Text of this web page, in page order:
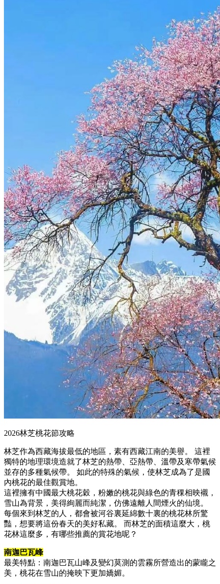
2026林芝桃花節攻略
林芝作為西藏海拔最低的地區，素有西藏江南的美譽。 這裡
獨特的地理環境造就了林芝的熱帶、亞熱帶、溫帶及寒帶氣候
並存的多種氣候帶。 如此的特殊的氣候，使林芝成為了是國
內桃花的最佳觀賞地。
這裡擁有中國最大桃花穀，粉嫩的桃花與綠色的青稞相映襯，
雪山為背景，美得絢麗而純潔，仿佛遠離人間煙火的仙境。
每個來到林芝的人，都會被河谷裏延綿數十裏的桃花林所驚
豔，想要將這份春天的美好私藏。 而林芝的面積這麼大，桃
花林這麼多，有哪些推薦的賞花地呢？
南迦巴瓦峰
最美特點：南迦巴瓦山峰及變幻莫測的雲霧所營造出的蒙矓之
美，桃花在雪山的掩映下更加嬌媚。